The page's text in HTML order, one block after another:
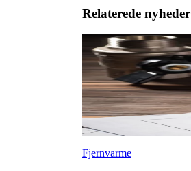
Relaterede nyheder
Fjernvarme